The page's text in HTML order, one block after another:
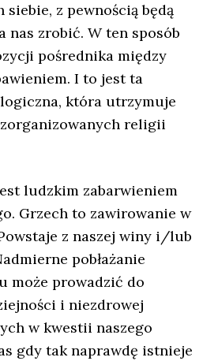
siebie, z pewnością będą
nas zrobić. W ten sposób
pośrednika między
I to jest ta
która utrzymuje
religii
ludzkim zabarwieniem
Grzech to zawirowanie w
z naszej winy i/lub
pobłażanie
może prowadzić do
i niezdrowej
w kwestii naszego
gdy tak naprawdę istnieje